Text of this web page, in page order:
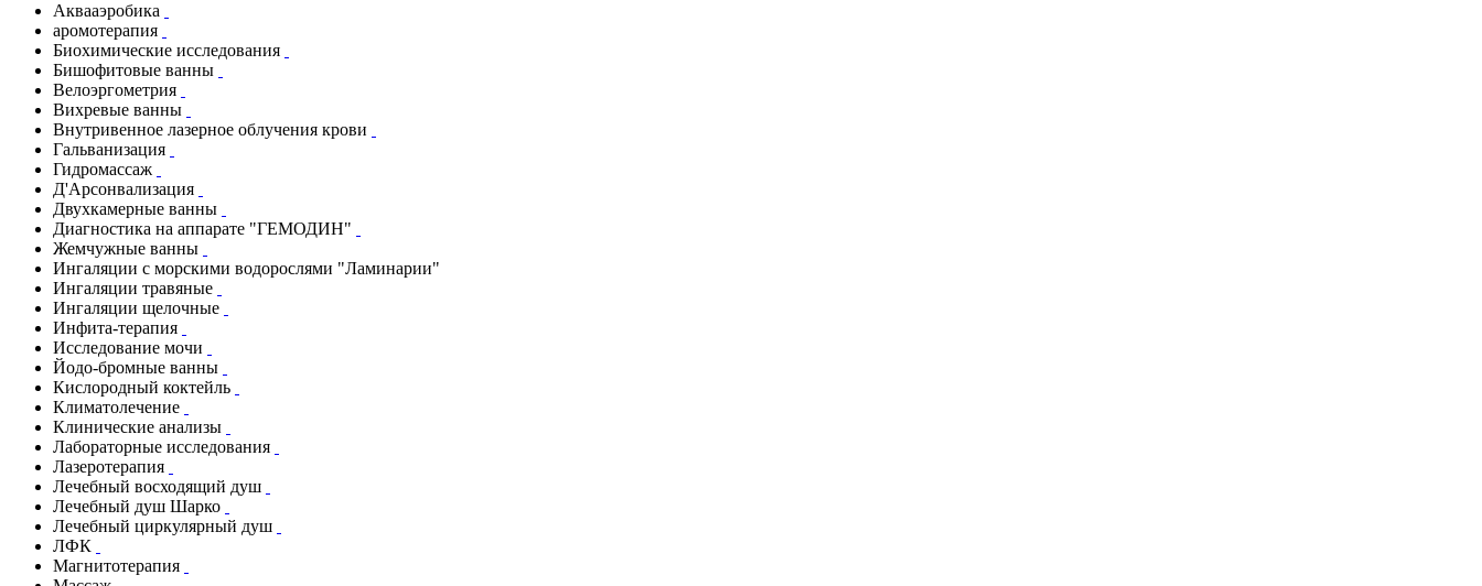
Аквааэробика
аромотерапия
Биохимические исследования
Бишофитовые ванны
Велоэргометрия
Вихревые ванны
Внутривенное лазерное облучения крови
Гальванизация
Гидромассаж
Д'Арсонвализация
Двухкамерные ванны
Диагностика на аппарате "ГЕМОДИН"
Жемчужные ванны
Ингаляции с морскими водорослями "Ламинарии"
Ингаляции травяные
Ингаляции щелочные
Инфита-терапия
Исследование мочи
Йодо-бромные ванны
Кислородный коктейль
Климатолечение
Клинические анализы
Лабораторные исследования
Лазеротерапия
Лечебный восходящий душ
Лечебный душ Шарко
Лечебный циркулярный душ
ЛФК
Магнитотерапия